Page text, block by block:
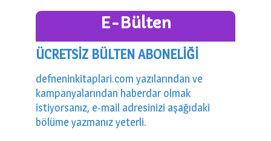
E-Bülten
ÜCRETSİZ BÜLTEN ABONELİĞİ
defneninkitaplari.com yazılarından ve
kampanyalarından haberdar olmak
istiyorsanız, e-mail adresinizi aşağıdaki
bölüme yazmanız yeterli.